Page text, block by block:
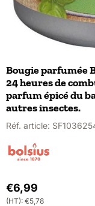
Bougie parfumée
24 heures de
parfum épicé du
autres insectes.
Réf. article:
€6,99
(HT): €5,78